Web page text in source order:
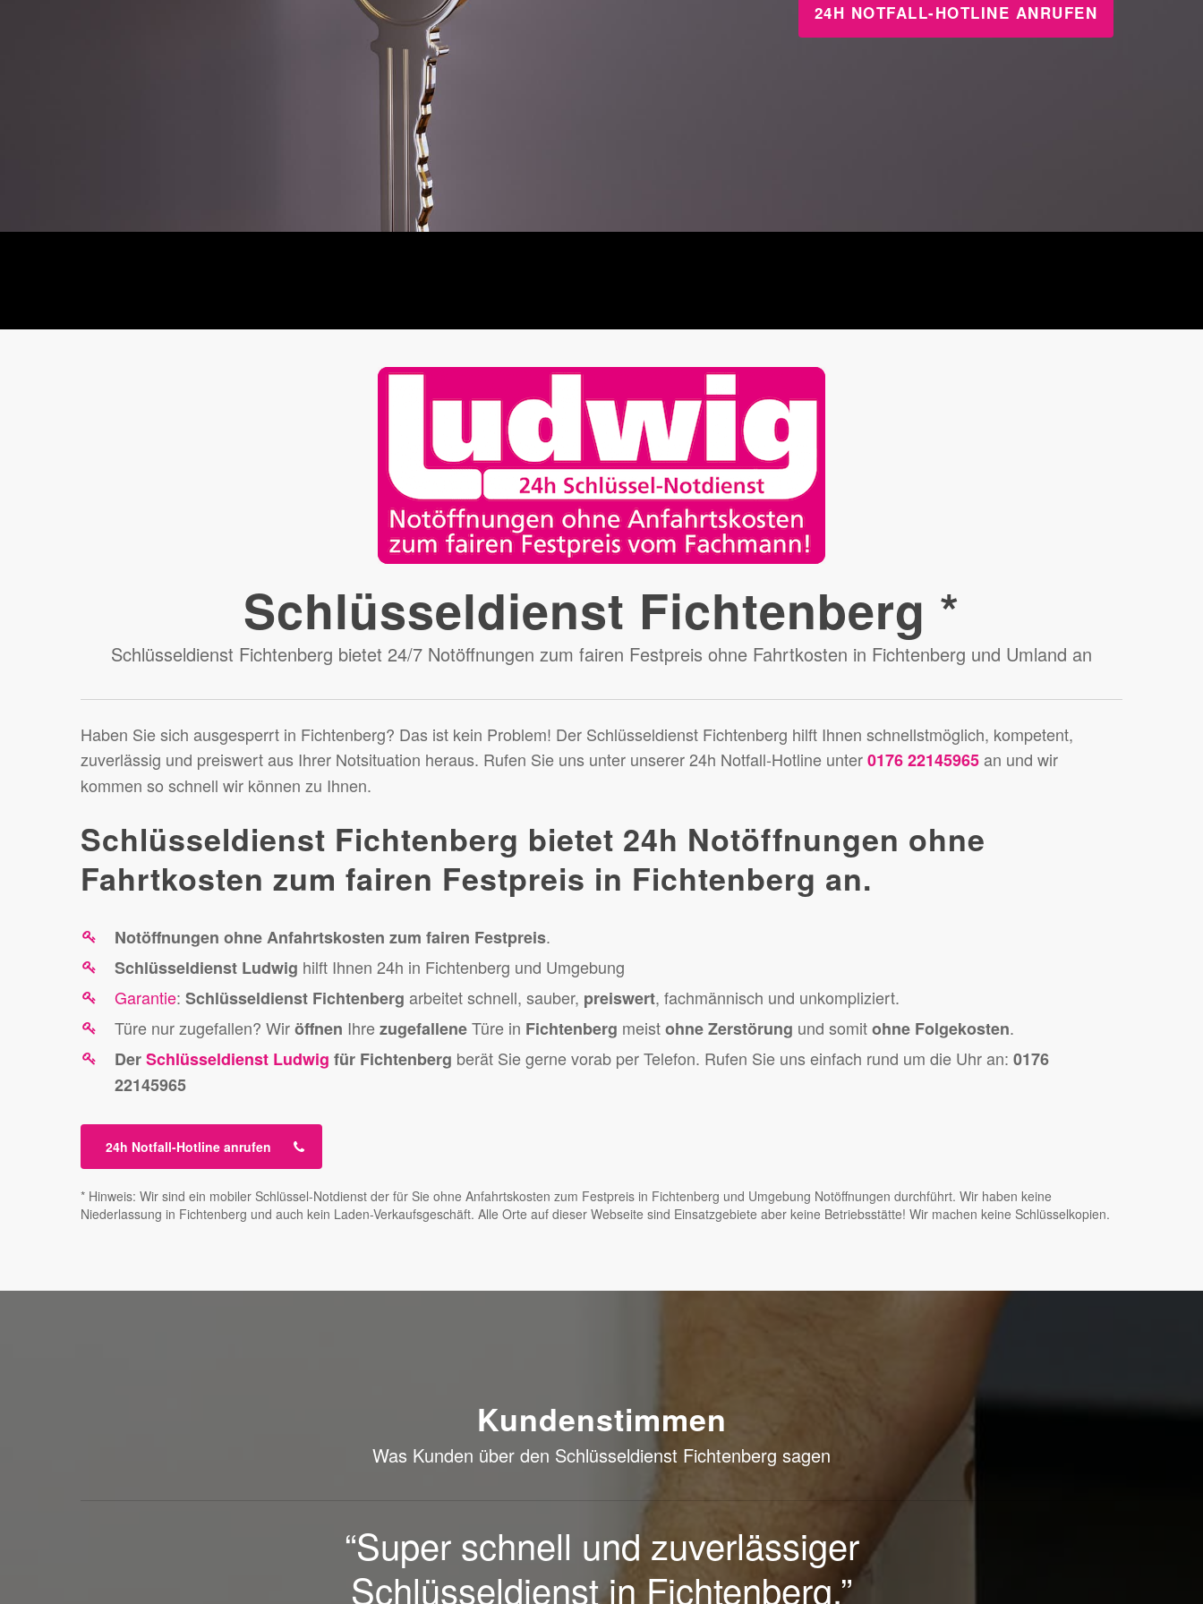
Schlüsseldienst Fichtenberg *
Schlüsseldienst Fichtenberg bietet 24/7 Notöffnungen zum fairen Festpreis ohne Fahrtkosten in Fichtenberg und Umland an
Haben Sie sich ausgesperrt in Fichtenberg? Das ist kein Problem! Der Schlüsseldienst Fichtenberg hilft Ihnen schnellstmöglich, kompetent,
zuverlässig und preiswert aus Ihrer Notsituation heraus. Rufen Sie uns unter unserer 24h Notfall-Hotline unter0176 22145965an und wir
kommen so schnell wir können zu Ihnen.
Schlüsseldienst Fichtenberg bietet 24h Notöffnungen ohne
Fahrtkosten zum fairen Festpreis in Fichtenberg an.
Notöffnungen ohne Anfahrtskosten zum fairen Festpreis.
Schlüsseldienst Ludwig hilft Ihnen 24h in Fichtenberg und Umgebung
Garantie:Schlüsseldienst Fichtenberg arbeitet schnell, sauber, preiswert, fachmännisch und unkompliziert.
Türe nur zugefallen? Wiröffnen IhrezugefalleneTüre in Fichtenberg meistohne Zerstörung und somitohne Folgekosten.
DerSchlüsseldienst Ludwig für Fichtenberg berät Sie gerne vorab per Telefon. Rufen Sie uns einfach rund um die Uhr an:0176
22145965
24h Notfall-Hotline anrufen
* Hinweis: Wir sind ein mobiler Schlüssel-Notdienst der für Sie ohne Anfahrtskosten zum Festpreis in Fichtenberg und Umgebung Notöffnungen durchführt. Wir haben keine
Niederlassung in Fichtenberg und auch kein Laden-Verkaufsgeschäft. Alle Orte auf dieser Webseite sind Einsatzgebiete aber keine Betriebsstätte! Wir machen keine Schlüsselkopien.
Kundenstimmen
Was Kunden über den Schlüsseldienst Fichtenberg sagen
Sehr freundlich, Monteur war in 10 min da.
Alles Top. Danke”